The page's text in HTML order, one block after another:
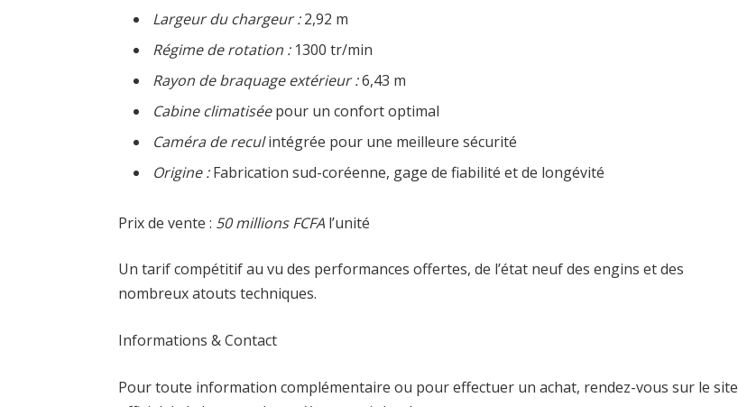
Largeur du chargeur :2,92 m
Régime de rotation :1300 tr/min
Rayon de braquage extérieur :6,43 m
Cabine climatiséepour un confort optimal
Caméra de reculintégrée pour une meilleure sécurité
Origine :Fabrication sud-coréenne, gage de fiabilité et de longévité
Prix de vente : 50 millions FCFA l’unité
Un tarif compétitif au vu des performances offertes, de l’état neuf des engins et des
nombreux atouts techniques.
Informations & Contact
Pour toute information complémentaire ou pour effectuer un achat, rendez-vous sur le site